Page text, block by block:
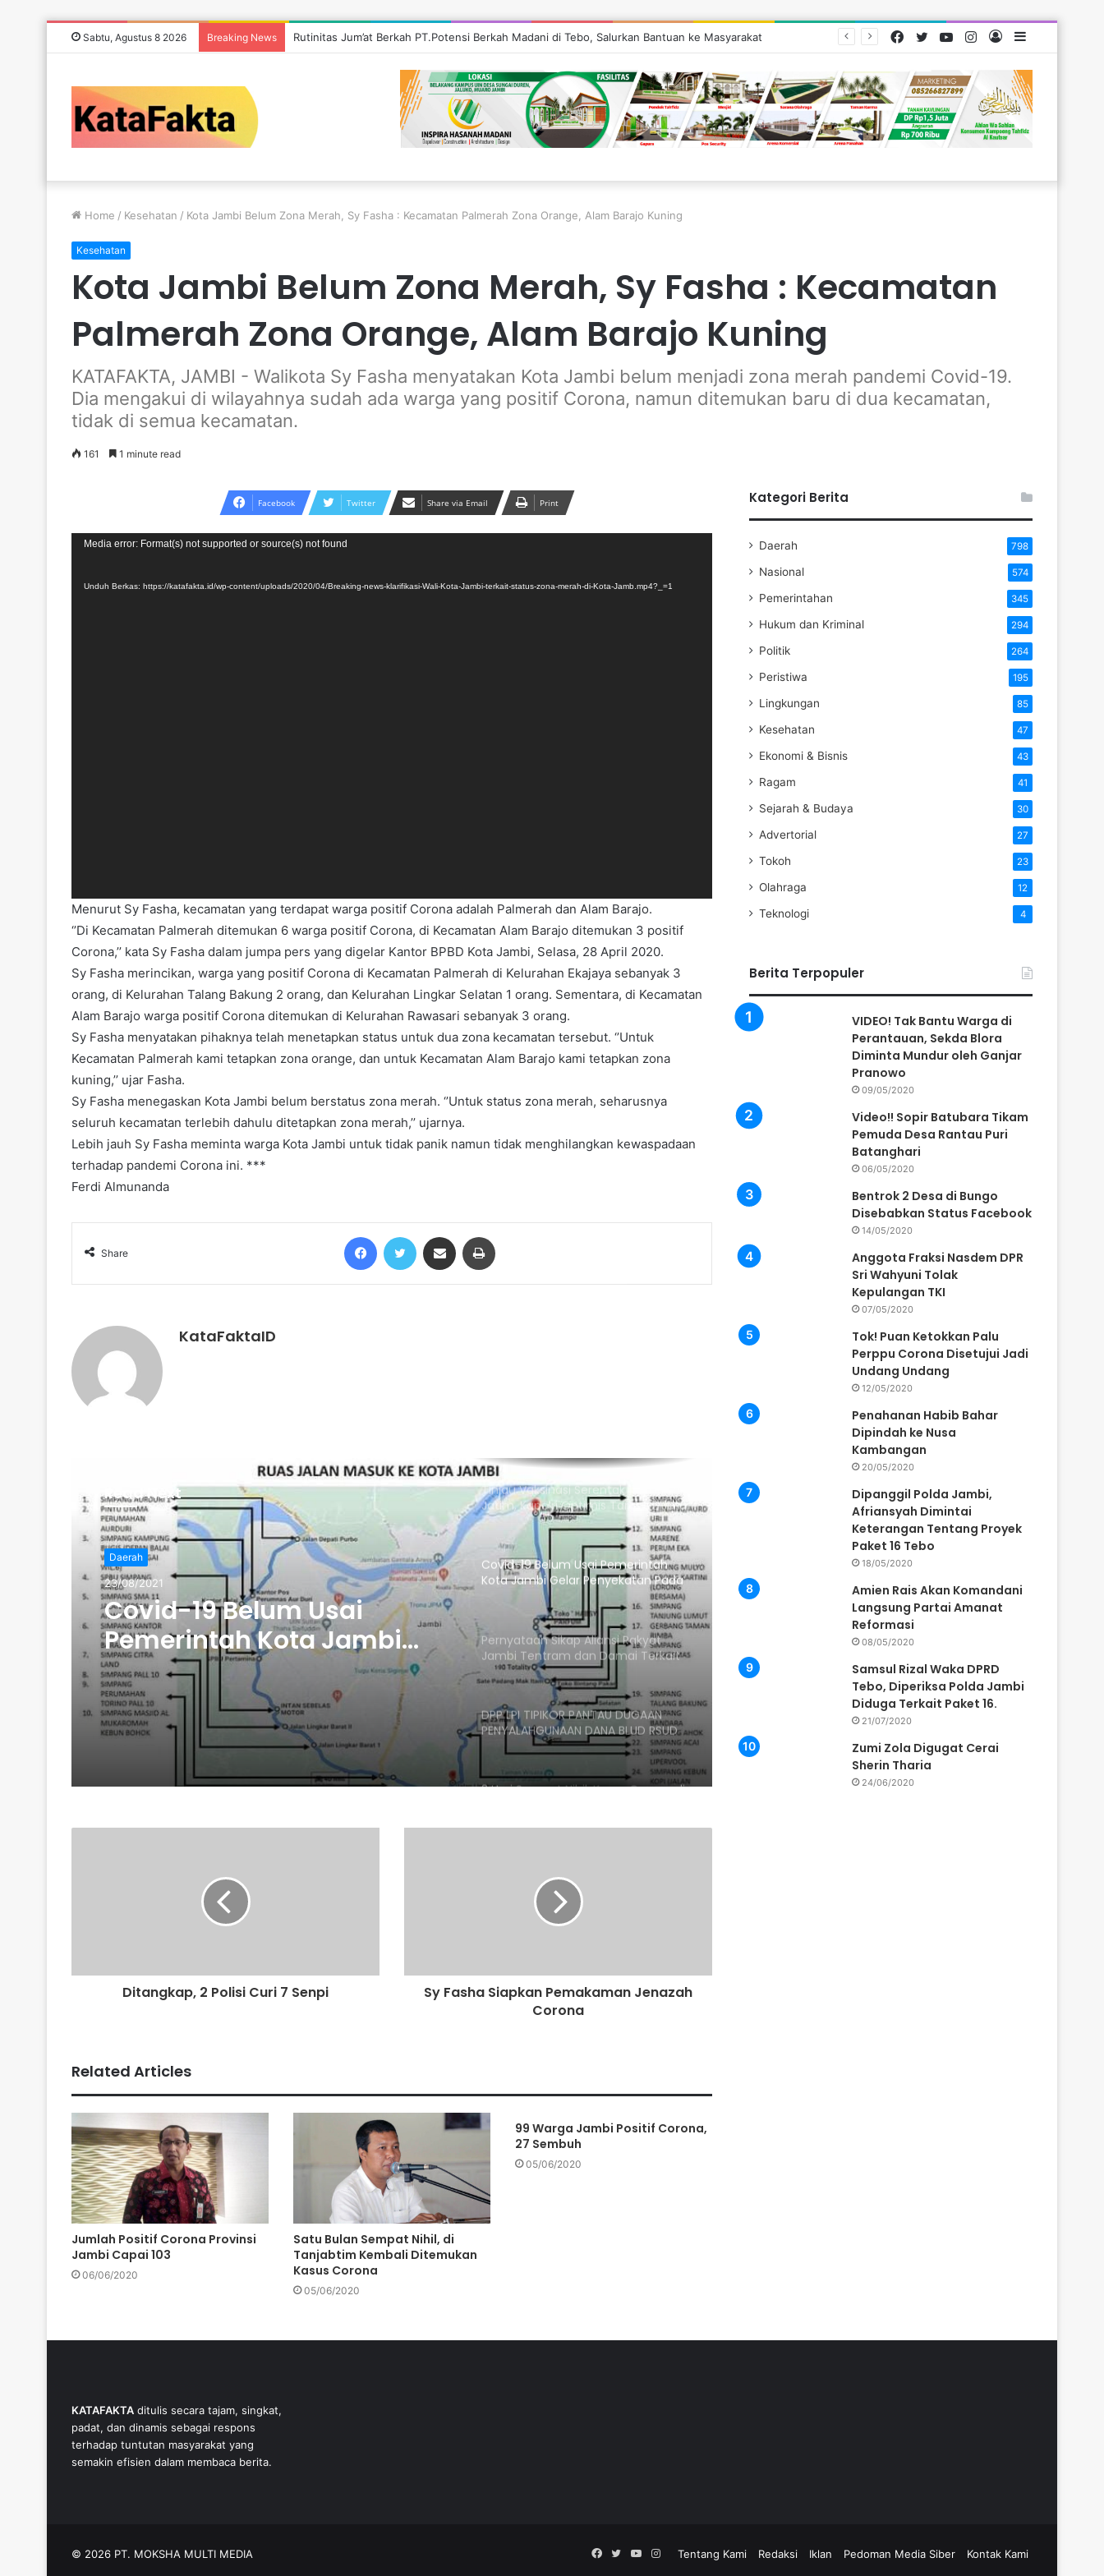
Sabtu, Agustus 8 2026 Breaking News Rutinitas Jum’at Berkah PT.Potensi Berkah Madani di Tebo, Salurkan Bantuan ke Masyarakat
Log
Instagram
YouTube
Twitter
Facebook
Home / Kesehatan / Kota Jambi Belum Zona Merah, Sy Fasha : Kecamatan Palmerah Zona Orange, Alam Barajo Kuning
Kesehatan
Kota Jambi Belum Zona Merah, Sy Fasha : Kecamatan
Palmerah Zona Orange, Alam Barajo Kuning
KATAFAKTA, JAMBI - Walikota Sy Fasha menyatakan Kota Jambi belum menjadi zona merah pandemi Covid-19.
Dia mengakui di wilayahnya sudah ada warga yang positif Corona, namun ditemukan baru di dua kecamatan,
tidak di semua kecamatan.
161 1 minute read
Facebook Twitter Share via Email Print
Pemutar
Media error: Format(s) not supported or source(s) not found
Unduh Berkas: https://katafakta.id/wp-content/uploads/2020/04/Breaking-news-klarifikasi-Wali-Kota-Jambi-terkait-status-zona-merah-di-Kota-Jamb.mp4?_=1
Menurut Sy Fasha, kecamatan yang terdapat warga positif Corona adalah Palmerah dan Alam Barajo.
‘’Di Kecamatan Palmerah ditemukan 6 warga positif Corona, di Kecamatan Alam Barajo ditemukan 3 positif
Corona,’’ kata Sy Fasha dalam jumpa pers yang digelar Kantor BPBD Kota Jambi, Selasa, 28 April 2020.
Sy Fasha merincikan, warga yang positif Corona di Kecamatan Palmerah di Kelurahan Ekajaya sebanyak 3
orang, di Kelurahan Talang Bakung 2 orang, dan Kelurahan Lingkar Selatan 1 orang. Sementara, di Kecamatan
Alam Barajo warga positif Corona ditemukan di Kelurahan Rawasari sebanyak 3 orang.
Sy Fasha menyatakan pihaknya telah menetapkan status untuk dua zona kecamatan tersebut. ‘’Untuk
Kecamatan Palmerah kami tetapkan zona orange, dan untuk Kecamatan Alam Barajo kami tetapkan zona
kuning,’’ ujar Fasha.
Sy Fasha menegaskan Kota Jambi belum berstatus zona merah. ‘’Untuk status zona merah, seharusnya
seluruh kecamatan terlebih dahulu ditetapkan zona merah,’’ ujarnya.
Lebih jauh Sy Fasha meminta warga Kota Jambi untuk tidak panik namun tidak menghilangkan kewaspadaan
terhadap pandemi Corona ini. ***
Ferdi Almunanda
Share
KataFaktaID
Read Next
Daerah
23/08/2021
Covid-19 Belum Usai
Pemerintah Kota Jambi
Gelar Penyekatan Pada
PPKM level 4. Ratusan
Paket Bansos SUdah Di Gilir
Ke Masyarakat
3 Hari Sempat Nihil, Kasus Corona di
Jambi Bertambah 3
Harus Sudah Turun
Mayoritas Warga Positif Corona di
Merangin Sembuh, Al Haris : Mereka
gedung baru
Tinjau Vaksinasi Serentak 114 Titik di
Jatim, Kapolri Optimis Target 2 Juta
Per Hari Tercapai
Covid-19 Belum Usai Pemerintah
Kota Jambi Gelar Penyekatan Pada
PPKM level 4. Ratusan Paket Bansos
SUdah Di Gilir Ke Masyarakat
Pernyataan Sikap Aliansi Rakyat
Jambi Tentram dan Damai Terkait
Pelanggaran Prokes Rizieq Shihab
DPP LPI TIPIKOR PANTAU DUGAAN
PENYALAHGUNAAN DANA BLUD RSUD
SELURUH INDONESIA
3 Hari Sempat Nihil, Kasus Corona di
Bisa Dilakukan di Jambi
Mayoritas Warga Positif Corona di
Rapat Awal semester genap
bihalal sekaligus doa selamat
gedung baru
PPKM level 4. Ratusan Paket Bansos
Ditangkap, 2 Polisi Curi 7 Senpi
Sy Fasha Siapkan Pemakaman Jenazah
Corona
Related Articles
Jumlah Positif Corona Provinsi
Jambi Capai 103
06/06/2020
Satu Bulan Sempat Nihil, di
Tanjabtim Kembali Ditemukan
Kasus Corona
05/06/2020
99 Warga Jambi Positif Corona,
27 Sembuh
05/06/2020
Kategori Berita
Daerah 798
Nasional 574
Pemerintahan 345
Hukum dan Kriminal 294
Politik 264
Peristiwa 195
Lingkungan 85
Kesehatan 47
Ekonomi & Bisnis 43
Ragam 41
Sejarah & Budaya 30
Advertorial 27
Tokoh 23
Olahraga 12
Teknologi 4
Berita Terpopuler
VIDEO! Tak Bantu Warga di
Perantauan, Sekda Blora
Diminta Mundur oleh Ganjar
Pranowo
09/05/2020
Video!! Sopir Batubara Tikam
Pemuda Desa Rantau Puri
Batanghari
06/05/2020
Bentrok 2 Desa di Bungo
Disebabkan Status Facebook
14/05/2020
Anggota Fraksi Nasdem DPR
Sri Wahyuni Tolak
Kepulangan TKI
07/05/2020
Tok! Puan Ketokkan Palu
Perppu Corona Disetujui Jadi
Undang Undang
12/05/2020
Penahanan Habib Bahar
Dipindah ke Nusa
Kambangan
20/05/2020
Dipanggil Polda Jambi,
Afriansyah Dimintai
Keterangan Tentang Proyek
Paket 16 Tebo
18/05/2020
Amien Rais Akan Komandani
Langsung Partai Amanat
Reformasi
08/05/2020
Samsul Rizal Waka DPRD
Tebo, Diperiksa Polda Jambi
Diduga Terkait Paket 16.
21/07/2020
Zumi Zola Digugat Cerai
Sherin Tharia
24/06/2020
KATAFAKTA ditulis secara tajam, singkat,
padat, dan dinamis sebagai respons
terhadap tuntutan masyarakat yang
semakin efisien dalam membaca berita.
© 2026 PT. MOKSHA MULTI MEDIA Tentang Kami Redaksi Iklan Pedoman Media Siber Kontak Kami
Facebook
TwitterYouTube
Instagram